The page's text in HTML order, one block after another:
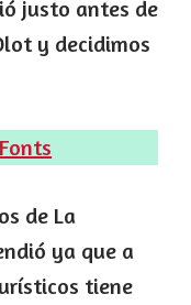
justo antes de
y decidimos
de La
ya que a
tiene